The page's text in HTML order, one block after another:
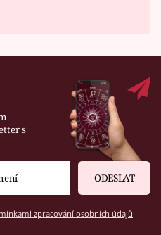
s
ODESLAT
zpracování osobních údajů